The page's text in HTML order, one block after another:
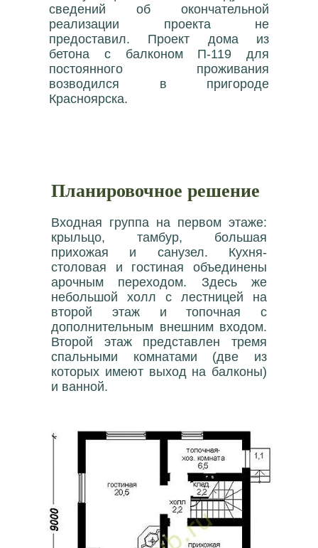
сведений об окончательной
реализации проекта не
предоставил. Проект дома из
бетона с балконом П-119 для
постоянного проживания
возводился в пригороде
Красноярска.
Планировочное решение
Входная группа на первом этаже:
крыльцо, тамбур, большая
прихожая и санузел. Кухня-
столовая и гостиная объединены
арочным переходом. Здесь же
небольшой холл с лестницей на
второй этаж и топочная с
дополнительным внешним входом.
Второй этаж представлен тремя
спальными комнатами (две из
которых имеют выход на балконы)
и ванной.